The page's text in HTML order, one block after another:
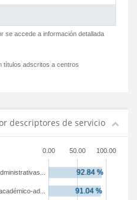
se accede a información detallada
títulos adscritos a centros
descriptores de servicio
0.00 50.00 100.00
ad...